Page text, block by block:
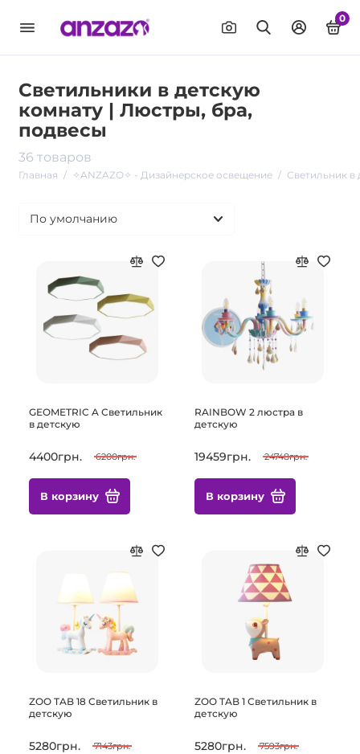
0
Светильники в детскую
комнату | Люстры, бра,
подвесы
36 товаров
Главная ✧ANZAZO✧ - Дизайнерское освещение Светильник в
GEOMETRIC A Светильник
в детскую
4400грн. 6200грн.
В корзину
RAINBOW 2 люстра в
детскую
19459грн. 24748грн.
В корзину
ZOO TAB 18 Светильник в
детскую
5280грн. 7143грн.
ZOO TAB 1 Светильник в
детскую
5280грн. 7593грн.